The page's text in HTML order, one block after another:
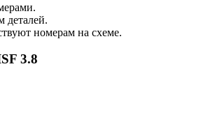
деталей.
номерам на схеме.
3.8